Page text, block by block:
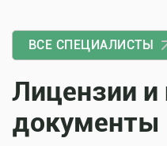
ВСЕ СПЕЦИАЛИСТЫ
Лицензии
документы